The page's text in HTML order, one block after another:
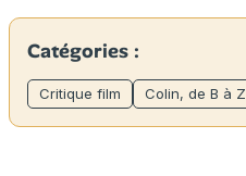
Catégories :
Critique film Colin, de B à Z